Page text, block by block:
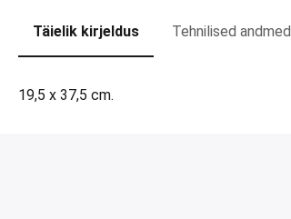
Täielik kirjeldus Tehnilised andmed
19,5 x 37,5 cm.